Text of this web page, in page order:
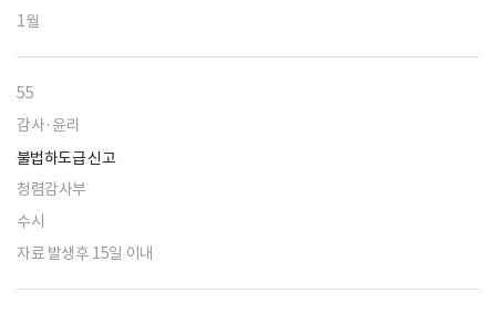
1월
55
감사·윤리
불법하도급 신고
청렴감사부
수시
자료 발생후 15일 이내